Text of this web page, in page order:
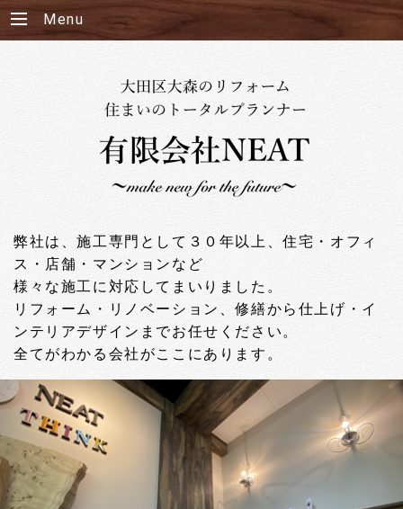
Menu
弊社は、施工専門として３０年以上、住宅・オフィ
ス・店舗・マンションなど
様々な施工に対応してまいりました。
リフォーム・リノベーション、修繕から仕上げ・イ
ンテリアデザインまでお任せください。
全てがわかる会社がここにあります。